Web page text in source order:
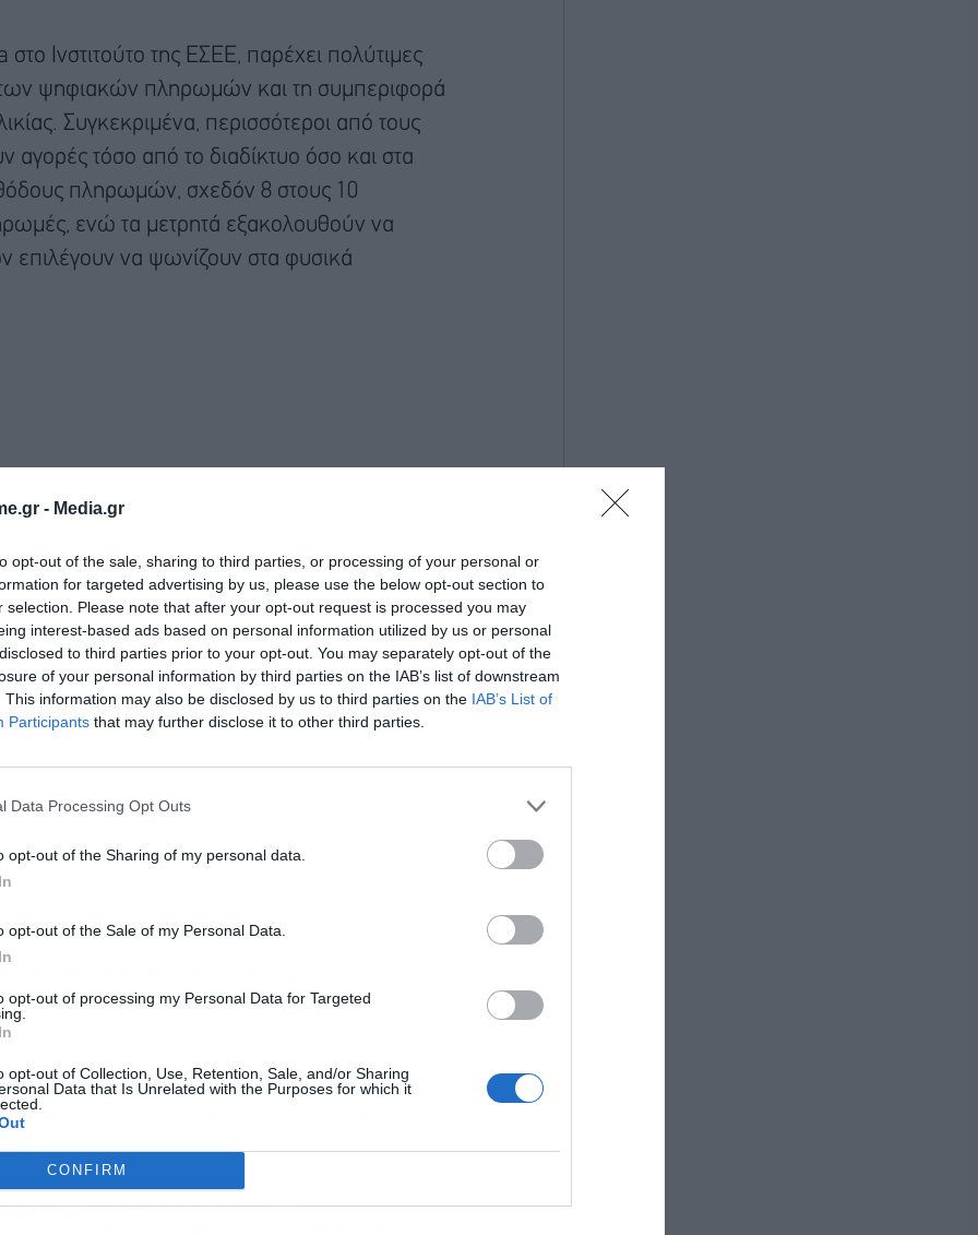
- Media.gr
opt-out of the sale, sharing to third parties, or processing of your personal or
for targeted advertising by us, please use the below opt-out section to
selection. Please note that after your opt-out request is processed you may
interest-based ads based on personal information utilized by us or personal
to third parties prior to your opt-out. You may separately opt-out of the
of your personal information by third parties on the IAB’s list of downstream
This information may also be disclosed by us to third parties on the IAB’s List of
Participants that may further disclose it to other third parties.
Data Processing Opt Outs
opt-out of the Sharing of my personal data.
opt-out of the Sale of my Personal Data.
opt-out of processing my Personal Data for Targeted
opt-out of Collection, Use, Retention, Sale, and/or Sharing
Data that Is Unrelated with the Purposes for which it
CONFIRM
Ινστιτούτο της ΕΣΕΕ, παρέχει πολύτιμες
των ψηφιακών πληρωμών και τη συμπεριφορά
Συγκεκριμένα, περισσότεροι από τους
αγορές τόσο από το διαδίκτυο όσο και στα
πληρωμών, σχεδόν 8 στους 10
ενώ τα μετρητά εξακολουθούν να
επιλέγουν να ψωνίζουν στα φυσικά
συναλλαγές άνω των 20 ευρώ:
για συναλλαγές έως 20 ευρώ, οι ψηφιακές
για ποσά από 21 ευρώ και άνω. Συγκεκριμένα,
21-50 ευρώ (έναντι 25% που προτιμά τα
στο 82% για τις αγορές μεταξύ 51–100 ευρώ
έρευνα:Η έρευνα υπογραμμίζει επίσης την